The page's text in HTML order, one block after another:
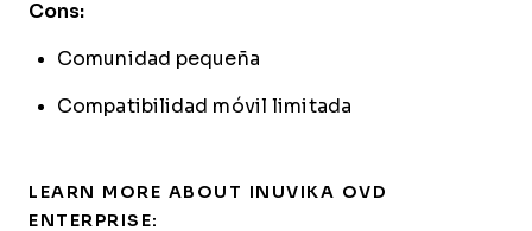
Cons:
Comunidad pequeña
Compatibilidad móvil limitada
LEARN MORE ABOUT INUVIKA OVD
ENTERPRISE: